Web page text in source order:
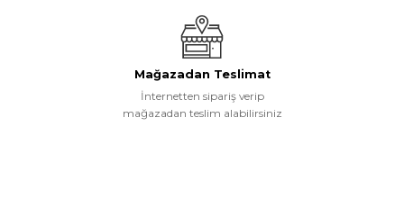
Mağazadan Teslimat
İnternetten sipariş verip
mağazadan teslim alabilirsiniz